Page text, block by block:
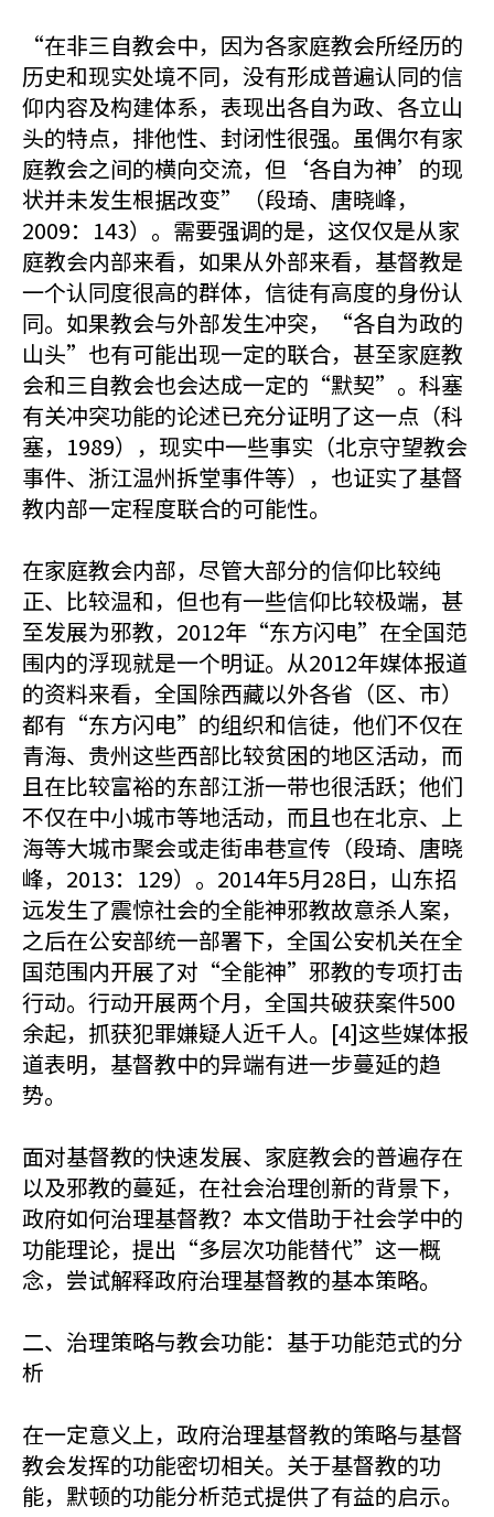
“在非三自教会中，因为各家庭教会所经历的
历史和现实处境不同，没有形成普遍认同的信
仰内容及构建体系，表现出各自为政、各立山
头的特点，排他性、封闭性很强。虽偶尔有家
庭教会之间的横向交流，但‘各自为神’的现
状并未发生根据改变”（段琦、唐晓峰，
2009：143）。需要强调的是，这仅仅是从家
庭教会内部来看，如果从外部来看，基督教是
一个认同度很高的群体，信徒有高度的身份认
同。如果教会与外部发生冲突，“各自为政的
山头”也有可能出现一定的联合，甚至家庭教
会和三自教会也会达成一定的“默契”。科塞
有关冲突功能的论述已充分证明了这一点（科
塞，1989），现实中一些事实（北京守望教会
事件、浙江温州拆堂事件等），也证实了基督
教内部一定程度联合的可能性。
在家庭教会内部，尽管大部分的信仰比较纯
正、比较温和，但也有一些信仰比较极端，甚
至发展为邪教，2012年“东方闪电”在全国范
围内的浮现就是一个明证。从2012年媒体报道
的资料来看，全国除西藏以外各省（区、市）
都有“东方闪电”的组织和信徒，他们不仅在
青海、贵州这些西部比较贫困的地区活动，而
且在比较富裕的东部江浙一带也很活跃；他们
不仅在中小城市等地活动，而且也在北京、上
海等大城市聚会或走街串巷宣传（段琦、唐晓
峰，2013：129）。2014年5月28日，山东招
远发生了震惊社会的全能神邪教故意杀人案，
之后在公安部统一部署下，全国公安机关在全
国范围内开展了对“全能神”邪教的专项打击
行动。行动开展两个月，全国共破获案件500
余起，抓获犯罪嫌疑人近千人。[4]这些媒体报
道表明，基督教中的异端有进一步蔓延的趋
势。
面对基督教的快速发展、家庭教会的普遍存在
以及邪教的蔓延，在社会治理创新的背景下，
政府如何治理基督教？本文借助于社会学中的
功能理论，提出“多层次功能替代”这一概
念，尝试解释政府治理基督教的基本策略。
二、治理策略与教会功能：基于功能范式的分
析
在一定意义上，政府治理基督教的策略与基督
教会发挥的功能密切相关。关于基督教的功
能，默顿的功能分析范式提供了有益的启示。